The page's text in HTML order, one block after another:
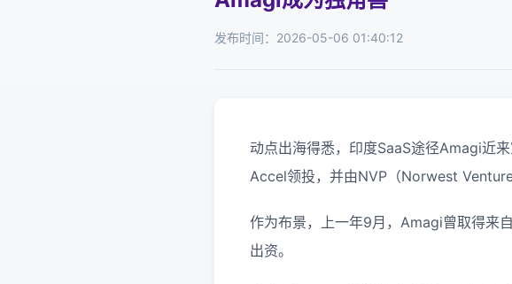
发布时间：2026-05-06 01:40:12
动点出海得悉，印度SaaS途径Amagi近
Accel领投，并由NVP（Norwest
作为布景，上一年9月，Amagi曾取得来
出资。